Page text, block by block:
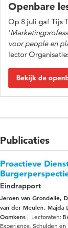
Openbare
Op 8 juli gaf Tijs
'
voor people en
lector
Bekijk de
Publicaties
Proactieve
Eindrapport
Jeroen van Grondelle,
van der Meulen, Majda
Oomkens
Lectoraten:
Experience, Schulden en